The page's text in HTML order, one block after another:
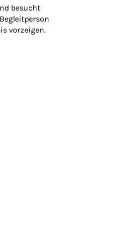
besucht
vorzeigen.